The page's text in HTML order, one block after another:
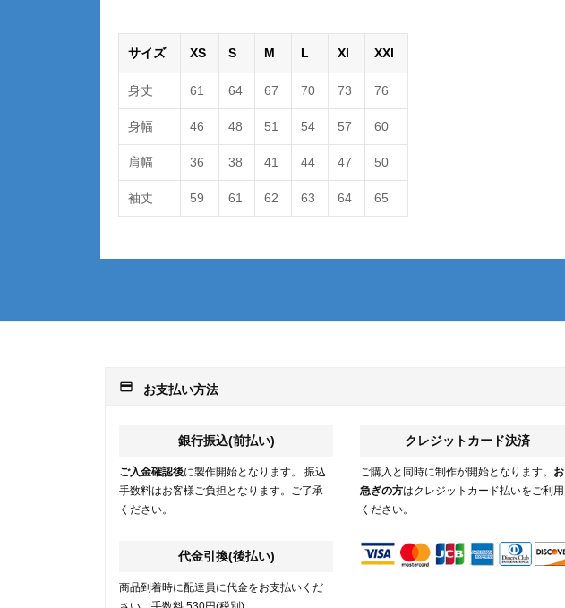
サイズ XS S M L Xl XXl
身丈 61 64 67 70 73 76
身幅 46 48 51 54 57 60
肩幅 36 38 41 44 47 50
袖丈 59 61 62 63 64 65
payment お支払い方法
銀行振込(前払い)
ご入金確認後に製作開始となります。 振込
手数料はお客様ご負担となります。ご了承
ください。
代金引換(後払い)
商品到着時に配達員に代金をお支払いくだ
クレジットカード決済
ご購入と同時に制作が開始となります。 お
急ぎの方はクレジットカード払いをご利用
ください。